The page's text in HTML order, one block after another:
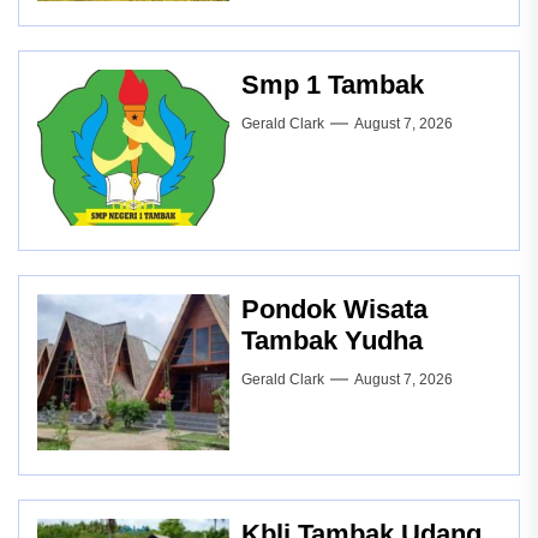
Smp 1 Tambak
Gerald Clark August 7, 2026
Pondok Wisata
Tambak Yudha
Gerald Clark August 7, 2026